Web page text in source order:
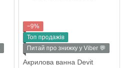
−9%
Топ продажів
Питай про знижку у Viber 💬
Акрилова ванна Devit